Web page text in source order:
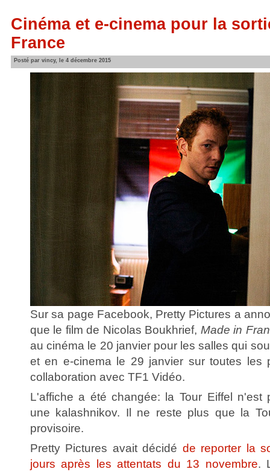
Cinéma et e-cinema pour la
France
Posté par vincy, le 4 décembre 2015
Sur sa page Facebook, Pretty Pictures a
que le film de Nicolas Boukhrief, Made in
au cinéma le 20 janvier pour les salles qui
et en e-cinema le 29 janvier sur toutes les
collaboration avec TF1 Vidéo.
L'affiche a été changée: la Tour Eiffel n'est
une kalashnikov. Il ne reste plus que la
provisoire.
Pretty Pictures avait décidé de reporter la
jours après les attentats du 13 novembre.